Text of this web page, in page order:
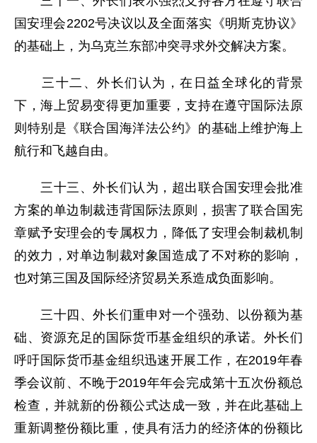
国安理会2202号决议以及全面落实《明斯克协议》
的基础上，为乌克兰东部冲突寻求外交解决方案。
三十二、外长们认为，在日益全球化的背景
下，海上贸易变得更加重要，支持在遵守国际法原
则特别是《联合国海洋法公约》的基础上维护海上
航行和飞越自由。
三十三、外长们认为，超出联合国安理会批准
方案的单边制裁违背国际法原则，损害了联合国宪
章赋予安理会的专属权力，降低了安理会制裁机制
的效力，对单边制裁对象国造成了不对称的影响，
也对第三国及国际经济贸易关系造成负面影响。
三十四、外长们重申对一个强劲、以份额为基
础、资源充足的国际货币基金组织的承诺。外长们
呼吁国际货币基金组织迅速开展工作，在2019年春
季会议前、不晚于2019年年会完成第十五次份额总
检查，并就新的份额公式达成一致，并在此基础上
重新调整份额比重，使具有活力的经济体的份额比